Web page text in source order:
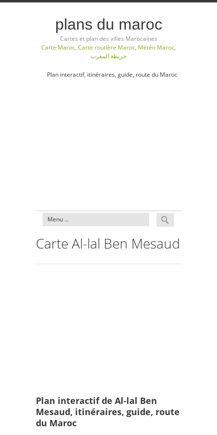
plans du maroc
Cartes et plan des villes Marocaines
Carte Maroc, Carte routière Maroc, Météo Maroc,
خريطة المغرب
Plan interactif, itinéraires, guide, route du Maroc
Carte Al-lal Ben Mesaud
Plan interactif de Al-lal Ben
Mesaud, itinéraires, guide, route
du Maroc